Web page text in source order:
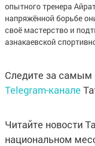
опытного тренера
напряжённой борьбе
своё мастерство и
азнакаевской
Следите за
Telegram-канале
Читайте новости
национальном